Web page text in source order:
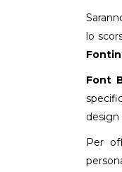
lo
Font
design
Per